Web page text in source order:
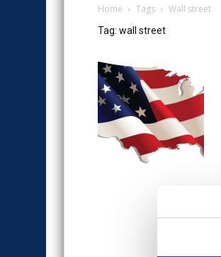
Home Tags Wall street
Tag: wall street